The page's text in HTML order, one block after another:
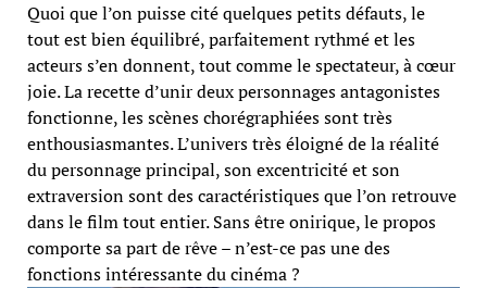
Quoi que l’on puisse cité quelques petits défauts, le
tout est bien équilibré, parfaitement rythmé et les
acteurs s’en donnent, tout comme le spectateur, à cœur
joie. La recette d’unir deux personnages antagonistes
fonctionne, les scènes chorégraphiées sont très
enthousiasmantes. L’univers très éloigné de la réalité
du personnage principal, son excentricité et son
extraversion sont des caractéristiques que l’on retrouve
dans le film tout entier. Sans être onirique, le propos
comporte sa part de rêve – n’est-ce pas une des
fonctions intéressante du cinéma ?